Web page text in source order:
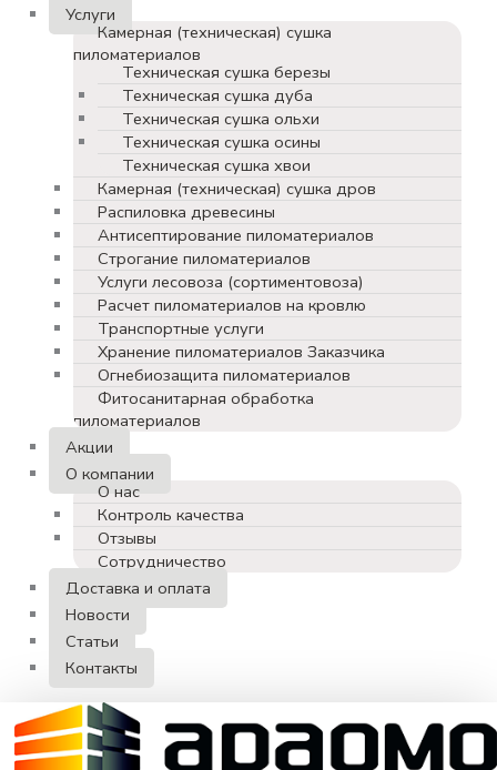
Услуги
Камерная (техническая) сушка
пиломатериалов
Техническая сушка березы
Техническая сушка дуба
Техническая сушка ольхи
Техническая сушка осины
Техническая сушка хвои
Камерная (техническая) сушка дров
Распиловка древесины
Антисептирование пиломатериалов
Строгание пиломатериалов
Услуги лесовоза (сортиментовоза)
Расчет пиломатериалов на кровлю
Транспортные услуги
Хранение пиломатериалов Заказчика
Огнебиозащита пиломатериалов
Фитосанитарная обработка
пиломатериалов
Акции
О компании
О нас
Контроль качества
Отзывы
Сотрудничество
Доставка и оплата
Новости
Статьи
Контакты